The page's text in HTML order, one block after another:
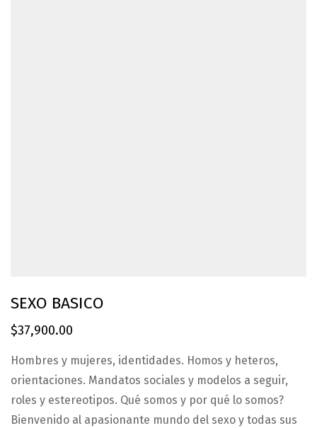
SEXO BASICO
$37,900.00
Hombres y mujeres, identidades. Homos y heteros,
orientaciones. Mandatos sociales y modelos a seguir,
roles y estereotipos. Qué somos y por qué lo somos?
Bienvenido al apasionante mundo del sexo y todas sus